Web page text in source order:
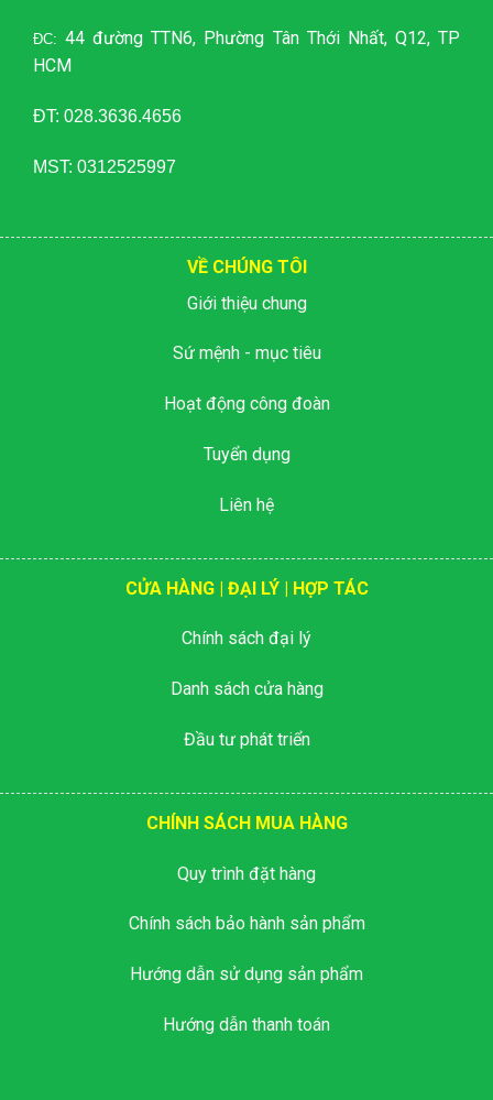
ĐC:44 đường TTN6, Phường Tân Thới Nhất, Q12, TP
HCM
ĐT: 028.3636.4656
MST: 0312525997
VỀ CHÚNG TÔI
Giới thiệu chung
Sứ mệnh - mục tiêu
Hoạt động công đoàn
Tuyển dụng
Liên hệ
CỬA HÀNG | ĐẠI LÝ | HỢP TÁC
Chính sách đại lý
Danh sách cửa hàng
Đầu tư phát triển
CHÍNH SÁCH MUA HÀNG
Quy trình đặt hàng
Chính sách bảo hành sản phẩm
Hướng dẫn sử dụng sản phẩm
Hướng dẫn thanh toán